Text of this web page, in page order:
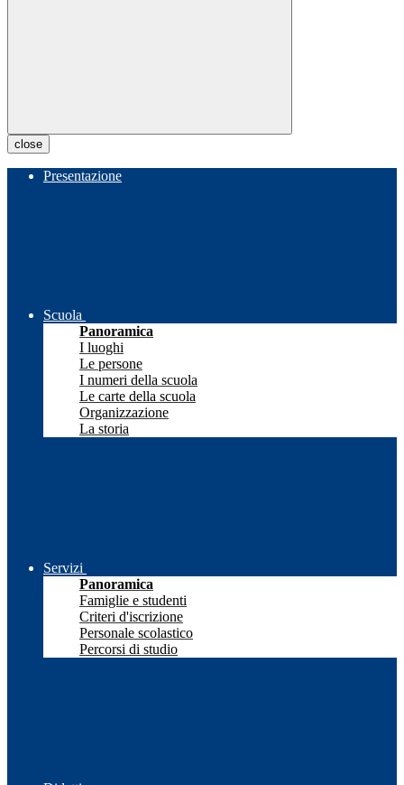
close
Presentazione
Scuola
Panoramica
I luoghi
Le persone
I numeri della scuola
Le carte della scuola
Organizzazione
La storia
Servizi
Panoramica
Famiglie e studenti
Criteri d'iscrizione
Personale scolastico
Percorsi di studio